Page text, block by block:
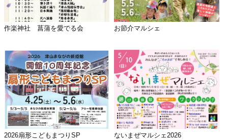
作楽神社 菖蒲を愛でる会 お節介マルシェ
2026扇形こどもまつりSP ないまぜマルシェ2026